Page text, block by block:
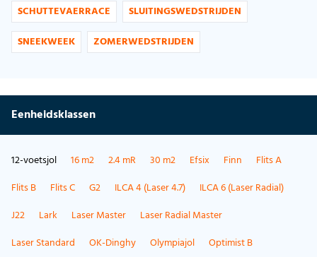
SCHUTTEVAERRACE
SLUITINGSWEDSTRIJDEN
SNEEKWEEK
ZOMERWEDSTRIJDEN
Eenheidsklassen
12-voetsjol 16 m2 2.4 mR 30 m2 Efsix Finn
Flits A
Flits B
Flits C G2 ILCA 4 (Laser 4.7)
ILCA 6 (Laser Radial)
J22
Lark Laser Master
Laser Radial Master
Laser Standard
OK-Dinghy Olympiajol
Optimist B